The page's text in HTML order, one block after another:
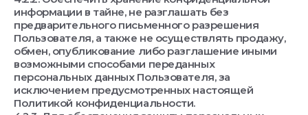
информации в тайне, не разглашать без
предварительного письменного разрешения
Пользователя, а также не осуществлять продажу,
обмен, опубликование либо разглашение иными
возможными способами переданных
персональных данных Пользователя, за
исключением предусмотренных настоящей
Политикой конфиденциальности.